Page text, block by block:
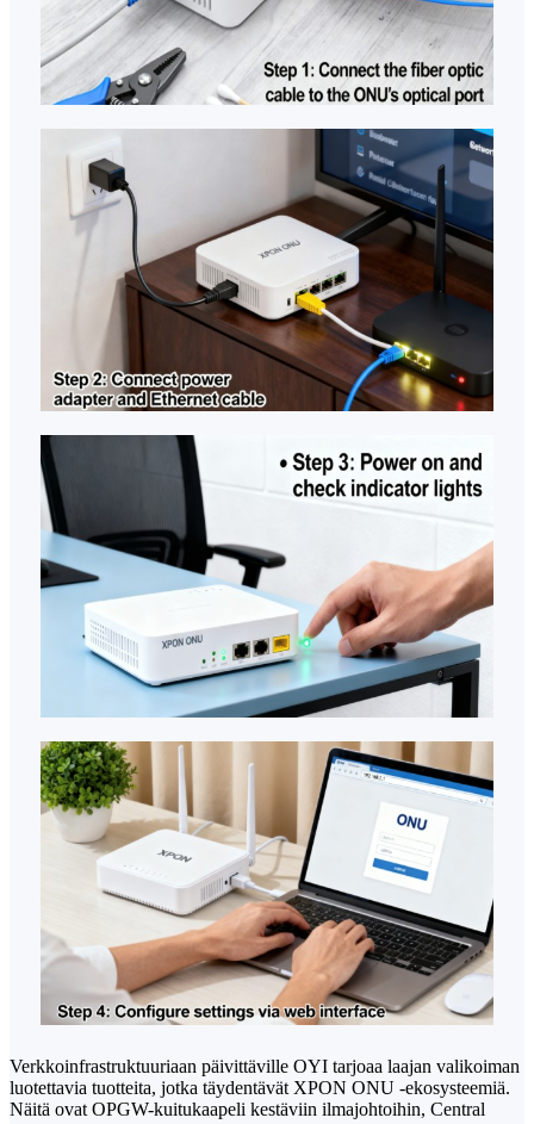
Verkkoinfrastruktuuriaan päivittäville OYI tarjoaa laajan valikoiman
luotettavia tuotteita, jotka täydentävät XPON ONU -ekosysteemiä.
Näitä ovat OPGW-kuitukaapeli kestäviin ilmajohtoihin, Central